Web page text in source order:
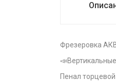
Фрезеровка
Пенал